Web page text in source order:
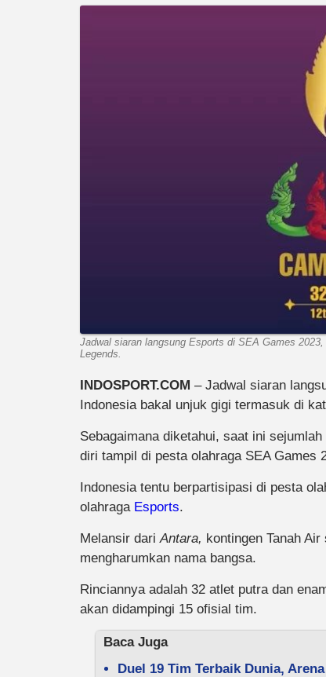
Jadwal siaran langsung Esports di SEA Games
Legends.
INDOSPORT.COM – Jadwal siaran
Indonesia bakal unjuk gigi termasuk di
Sebagaimana diketahui, saat ini
diri tampil di pesta olahraga SEA Games
Indonesia tentu berpartisipasi di pesta
olahraga Esports.
Melansir dariAntara, kontingen Tanah
mengharumkan nama bangsa.
Rinciannya adalah 32 atlet putra dan
akan didampingi 15 ofisial tim.
Baca Juga
Duel 19 Tim Terbaik Dunia,